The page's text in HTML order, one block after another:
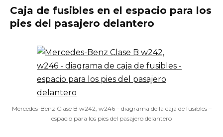
Caja de fusibles en el espacio para los
pies del pasajero delantero
Mercedes-Benz Clase B w242, w246 – diagrama de la caja de fusibles –
espacio para los pies del pasajero delantero